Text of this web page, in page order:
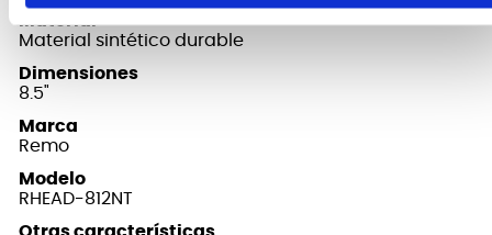
Material sintético durable
Dimensiones
8.5"
Marca
Remo
Modelo
RHEAD-812NT